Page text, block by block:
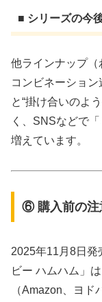
■ シリーズの今
他ラインナップ
コンビネーショ
と“掛け合いのよ
く、SNSなどで
増えています。
⑥ 購入前の注
2025年11月8日発
ビー ハムハム」
（Amazon、ヨ